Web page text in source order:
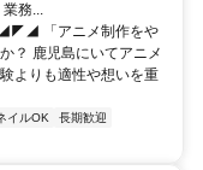
務...
アニメ制作をや
？ 鹿児島にいてアニメ
よりも適性や想いを重
イルOK
長期歓迎